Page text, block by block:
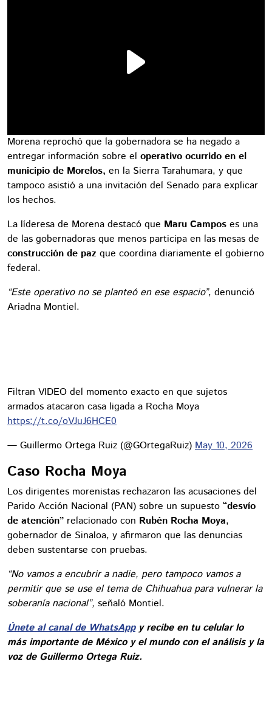
Morena reprochó que la gobernadora se ha negado a
entregar información sobre el operativo ocurrido en el
municipio de Morelos, en la Sierra Tarahumara, y que
tampoco asistió a una invitación del Senado para explicar
los hechos.
La líderesa de Morena destacó que Maru Campos es una
de las gobernadoras que menos participa en las mesas de
construcción de paz que coordina diariamente el gobierno
federal.
“Este operativo no se planteó en ese espacio”, denunció
Ariadna Montiel.
Filtran VIDEO del momento exacto en que sujetos
armados atacaron casa ligada a Rocha Moya
https://t.co/oVJuJ6HCE0
— Guillermo Ortega Ruiz (@GOrtegaRuiz) May 10, 2026
Caso Rocha Moya
Los dirigentes morenistas rechazaron las acusaciones del
Parido Acción Nacional (PAN) sobre un supuesto “desvío
de atención” relacionado con Rubén Rocha Moya,
gobernador de Sinaloa, y afirmaron que las denuncias
deben sustentarse con pruebas.
“No vamos a encubrir a nadie, pero tampoco vamos a
permitir que se use el tema de Chihuahua para vulnerar la
soberanía nacional”, señaló Montiel.
Únete al canal de WhatsAppy recibe en tu celular lo
más importante de México y el mundo con el análisis y la
voz de Guillermo Ortega Ruiz.